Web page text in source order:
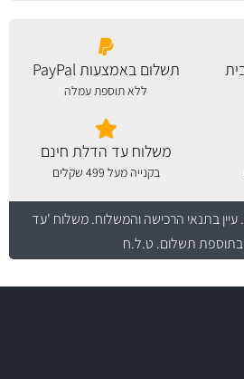
תשלום באמצעות PayPal
ללא תוספת עמלה
משלוח עד הדלת חינם
בקנייה מעל 499 שקלים
עיין בתנאי הרכישה והמשלוח. משלוח 'עד
תשלום. ט.ל.ח